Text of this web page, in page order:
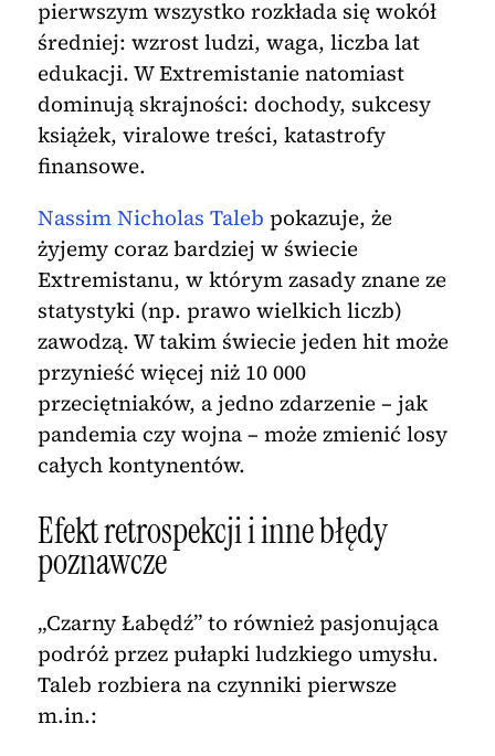
pierwszym wszystko rozkłada się wokół
średniej: wzrost ludzi, waga, liczba lat
edukacji. W Extremistanie natomiast
dominują skrajności: dochody, sukcesy
książek, viralowe treści, katastrofy
finansowe.
Nassim Nicholas Taleb pokazuje, że
żyjemy coraz bardziej w świecie
Extremistanu, w którym zasady znane ze
statystyki (np. prawo wielkich liczb)
zawodzą. W takim świecie jeden hit może
przynieść więcej niż 10 000
przeciętniaków, a jedno zdarzenie – jak
pandemia czy wojna – może zmienić losy
całych kontynentów.
Efekt retrospekcji i inne błędy
poznawcze
„Czarny Łabędź” to również pasjonująca
podróż przez pułapki ludzkiego umysłu.
Taleb rozbiera na czynniki pierwsze
m.in.: